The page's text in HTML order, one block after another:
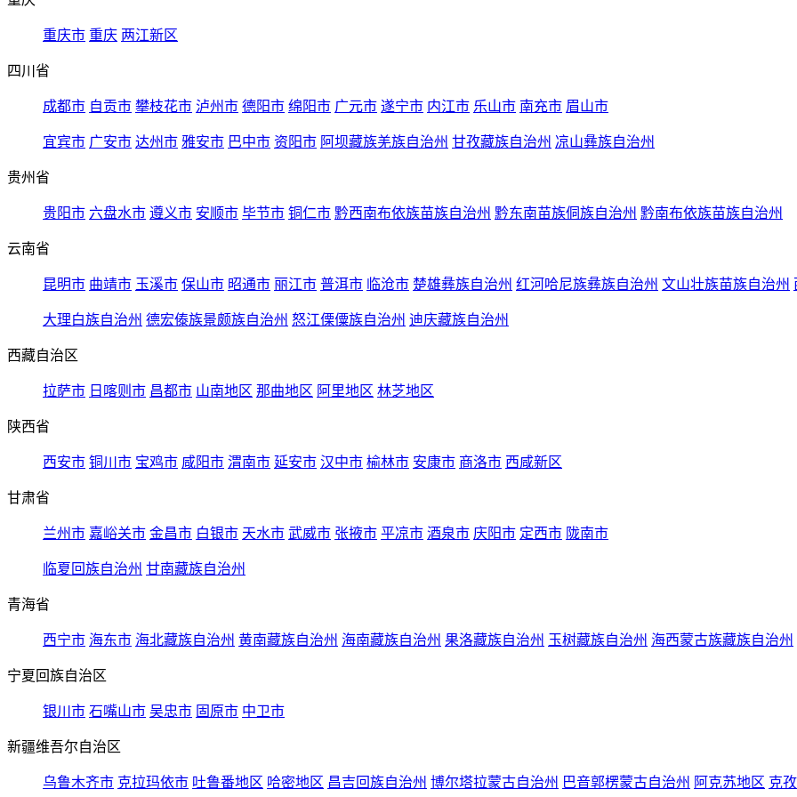
重庆市 重庆 两江新区
四川省
成都市 自贡市 攀枝花市 泸州市 德阳市 绵阳市 广元市 遂宁市 内江市 乐山市 南充市 眉山市
宜宾市 广安市 达州市 雅安市 巴中市 资阳市 阿坝藏族羌族自治州 甘孜藏族自治州 凉山彝族自治州
贵州省
贵阳市 六盘水市 遵义市 安顺市 毕节市 铜仁市 黔西南布依族苗族自治州 黔东南苗族侗族自治州 黔南布依族苗族自治州
云南省
昆明市 曲靖市 玉溪市 保山市 昭通市 丽江市 普洱市 临沧市 楚雄彝族自治州 红河哈尼族彝族自治州 文山壮族苗族自治州
大理白族自治州 德宏傣族景颇族自治州 怒江傈僳族自治州 迪庆藏族自治州
西藏自治区
拉萨市 日喀则市 昌都市 山南地区 那曲地区 阿里地区 林芝地区
陕西省
西安市 铜川市 宝鸡市 咸阳市 渭南市 延安市 汉中市 榆林市 安康市 商洛市 西咸新区
甘肃省
兰州市 嘉峪关市 金昌市 白银市 天水市 武威市 张掖市 平凉市 酒泉市 庆阳市 定西市 陇南市
临夏回族自治州 甘南藏族自治州
青海省
西宁市 海东市 海北藏族自治州 黄南藏族自治州 海南藏族自治州 果洛藏族自治州 玉树藏族自治州 海西蒙古族藏族自治州
宁夏回族自治区
银川市 石嘴山市 吴忠市 固原市 中卫市
新疆维吾尔自治区
乌鲁木齐市 克拉玛依市 吐鲁番地区 哈密地区 昌吉回族自治州 博尔塔拉蒙古自治州 巴音郭楞蒙古自治州 阿克苏地区 克